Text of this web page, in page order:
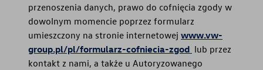
przenoszenia danych, prawo do cofnięcia zgody w
dowolnym momencie poprzez formularz
umieszczony na stronie internetowej www.vw-
group.pl/pl/formularz-cofniecia-zgod lub przez
kontakt z nami, a także u Autoryzowanego